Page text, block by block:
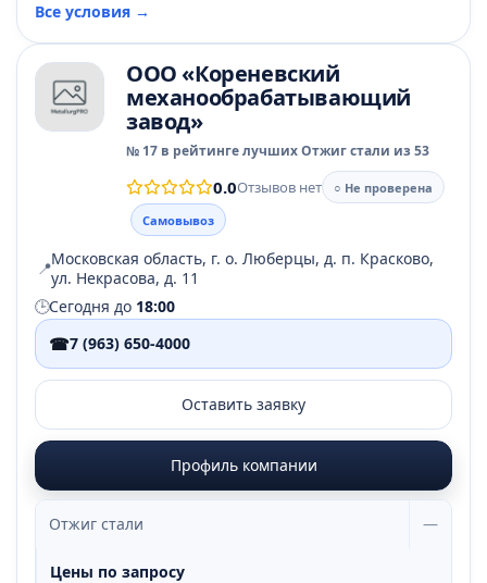
Все условия →
ООО «Кореневский
механообрабатывающий
завод»
№ 17 в рейтинге лучших Отжиг стали из 53
0.0Отзывов нет
○ Не проверена
Самовывоз
📍Московская область, г. о. Люберцы, д. п. Красково,
ул. Некрасова, д. 11
🕒Сегодня до 18:00
☎7 (963) 650-4000
Оставить заявку
Профиль компании
Отжиг стали —
Цены по запросу